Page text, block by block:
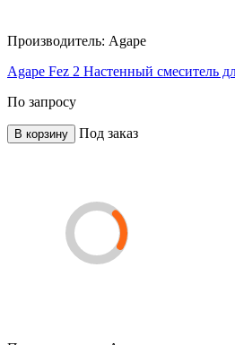
Производитель: Agape
Agape Fez 2 Настенный смеситель
По запросу
В корзину Под заказ